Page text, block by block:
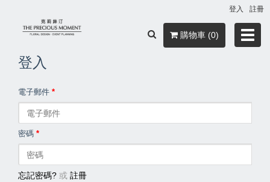
登入 註冊
購物車 (0)
登入
電子郵件 *
密碼 *
忘記密碼? 或 註冊